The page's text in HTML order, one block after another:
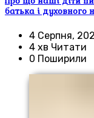
батька і духовного
4 Серпня,
4 хв Читати
0 Поширили